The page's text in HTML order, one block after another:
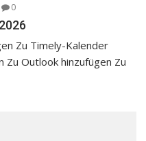
0
Zu Timely-Kalender
Zu Outlook hinzufügen Zu